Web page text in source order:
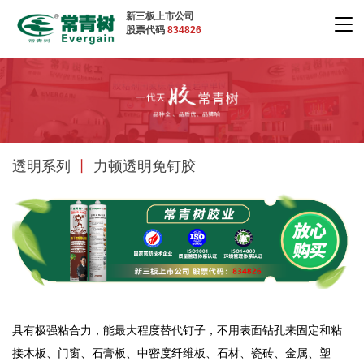
新三板上市公司
股票代码 834826
透明系列 力顿透明免钉胶
具有极强粘合力，能最大程度替代钉子，不用表面钻孔来固定和粘
接木板、门窗、石膏板、中密度纤维板、石材、瓷砖、金属、塑